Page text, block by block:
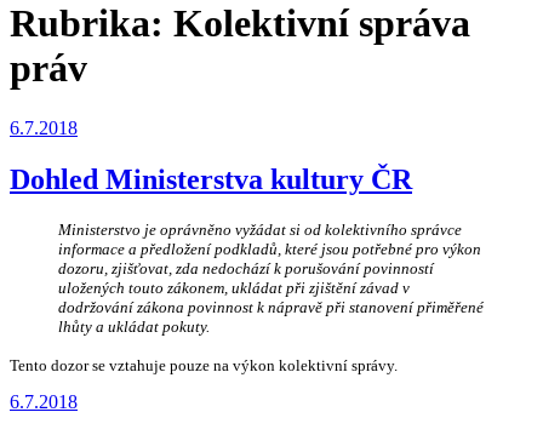
Rubrika: Kolektivní správa
práv
Publikováno
6.7.2018
Dohled Ministerstva kultury ČR
Ministerstvo je oprávněno vyžádat si od kolektivního správce
informace a předložení podkladů, které jsou potřebné pro výkon
dozoru, zjišťovat, zda nedochází k porušování povinností
uložených touto zákonem, ukládat při zjištění závad v
dodržování zákona povinnost k nápravě při stanovení přiměřené
lhůty a ukládat pokuty.
Tento dozor se vztahuje pouze na výkon kolektivní správy.
Publikováno
6.7.2018